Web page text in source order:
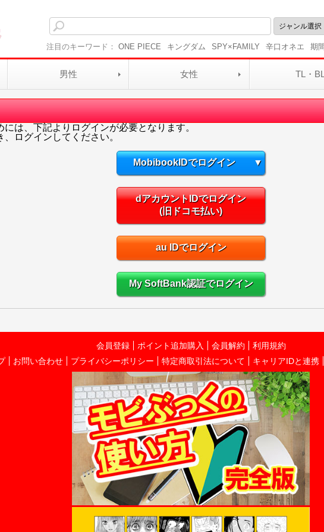
注目のキーワード： ONE PIECE キングダム SPY×FAMILY 辛口オネエ 期
男性 女性 TL・
は、下記よりログインが必要となります。
ログインしてください。
MobibookIDでログイン ▼
dアカウントIDでログイン
(旧ドコモ払い)
au IDでログイン
My SoftBank認証でログイン
会員登録 ポイント追加購入 会員解約
利用規約
お問い合わせ プライバシーポリシー 特定商取引法について キャリアIDと連携